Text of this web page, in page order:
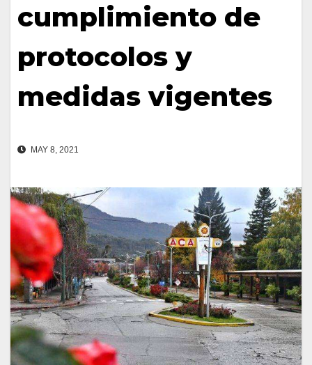
cumplimiento de
protocolos y
medidas vigentes
MAY 8, 2021